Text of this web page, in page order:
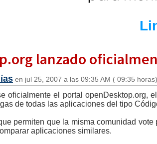
lanzado
en jul 25, 2007 a las 09:35 AM ( 09:35 horas)
oficialmente el portal openDesktop.org,
de todas las aplicaciones del tipo
permiten que la misma comunidad
aplicaciones similares.